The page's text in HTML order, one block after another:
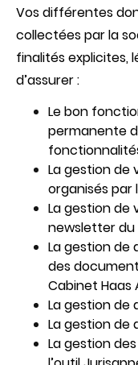
Vos différentes
collectées par la
finalités explicites,
d’assurer :
Le bon
permanente
La gestion de
organisés par
La gestion de
newsletter du
La gestion
des
Cabinet Haas
La gestion de
La gestion de
La gestion